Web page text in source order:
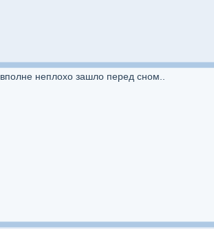
вполне неплохо зашло перед сном..